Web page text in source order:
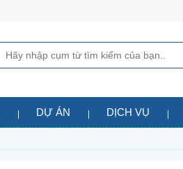
DỰ ÁN DỊCH VỤ